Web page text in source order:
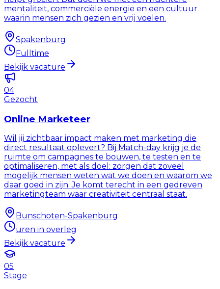
mentaliteit, commerciële energie en een cultuur
waarin mensen zich gezien en vrij voelen.
Spakenburg
Fulltime
Bekijk vacature
04
Gezocht
Online Marketeer
Wil jij zichtbaar impact maken met marketing die
direct resultaat oplevert? Bij Match-day krijg je de
ruimte om campagnes te bouwen, te testen en te
optimaliseren, met als doel: zorgen dat zoveel
mogelijk mensen weten wat we doen en waarom we
daar goed in zijn. Je komt terecht in een gedreven
marketingteam waar creativiteit centraal staat.
Bunschoten-Spakenburg
uren in overleg
Bekijk vacature
05
Stage